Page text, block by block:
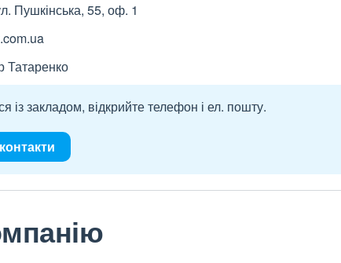
Пушкінська, 55, оф. 1
Татаренко
із закладом, відкрийте телефон і ел. пошту.